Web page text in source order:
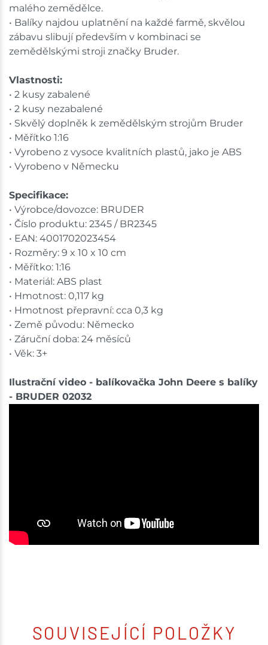
Skladové množství na prodejnách je pouze orientační.
Ceny na prodejnách se mohou lišit od cen na e-
shopu.
malého zemědělce.
• Balíky najdou uplatnění na každé farmě, skvělou
zábavu slibují především v kombinaci se
zemědělskými stroji značky Bruder.
Vlastnosti:
• 2 kusy zabalené
• 2 kusy nezabalené
• Skvělý doplněk k zemědělským strojům Bruder
• Měřítko 1:16
• Vyrobeno z vysoce kvalitních plastů, jako je ABS
• Vyrobeno v Německu
Specifikace:
• Výrobce/dovozce: BRUDER
• Číslo produktu: 2345 / BR2345
• EAN: 4001702023454
• Rozměry: 9 x 10 x 10 cm
• Měřítko: 1:16
• Materiál: ABS plast
• Hmotnost: 0,117 kg
• Hmotnost přepravní: cca 0,3 kg
• Země původu: Německo
• Záruční doba: 24 měsíců
• Věk: 3+
Ilustrační video - balíkovačka John Deere s balíky
- BRUDER 02032
SOUVISEJÍCÍ POLOŽKY